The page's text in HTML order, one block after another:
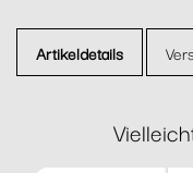
Artikeldetails